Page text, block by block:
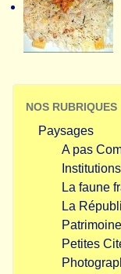
NOS RUBRIQUES
Paysages
A pas
Institutions
La faune
La
Petites